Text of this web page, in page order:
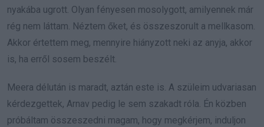
nyakába ugrott. Olyan fényesen mosolygott, amilyennek már
rég nem láttam. Néztem őket, és összeszorult a mellkasom.
Akkor értettem meg, mennyire hiányzott neki az anyja, akkor
is, ha erről sosem beszélt.
Meera délután is maradt, aztán este is. A szüleim udvariasan
kérdezgettek, Arnav pedig le sem szakadt róla. Én közben
próbáltam összeszedni magam, hogy megkérjem, induljon